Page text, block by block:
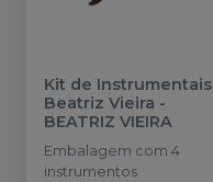
Kit de Instrumentais
Beatriz Vieira -
BEATRIZ VIEIRA
Embalagem com 4
instrumentos